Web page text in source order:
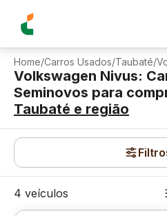
Home/Carros Usados/Taubaté/
Volkswagen Nivus:
Seminovos para
Taubaté e região
4 veículos